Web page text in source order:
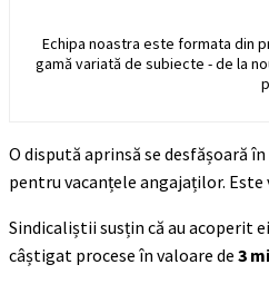
Echipa noastra este formata din
gamă variată de subiecte - de la
O dispută aprinsă se desfășoară
pentru vacanțele angajaților. Este
Sindicaliștii susțin că au acoperit
câștigat procese în valoare de 3